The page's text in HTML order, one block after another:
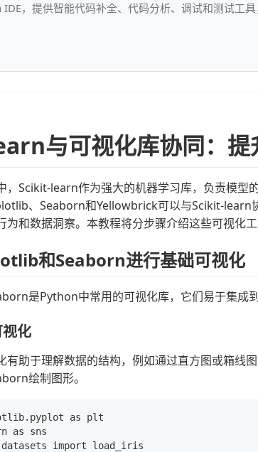
，提供智能代码补全、代码分析、调试和测试工
与可视化库协同：提
，Scikit-learn作为强大的机器学习库，负责模型
、Seaborn和Yellowbrick可以与Scikit-learn
为和数据洞察。本教程将分步骤介绍这些可视化
和Seaborn进行基础可视化
是Python中常用的可视化库，它们易于集成
化
有助于理解数据的结构，例如通过直方图或箱
绘制图形。
as plt
as sns
import load_iris